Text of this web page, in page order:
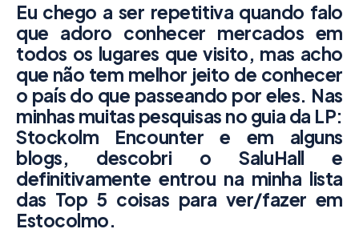
Eu chego a ser repetitiva quando falo
que adoro conhecer mercados em
todos os lugares que visito, mas acho
que não tem melhor jeito de conhecer
o país do que passeando por eles. Nas
minhas muitas pesquisas no guia da LP:
Stockolm Encounter e em alguns
blogs, descobri o SaluHall e
definitivamente entrou na minha lista
das Top 5 coisas para ver/fazer em
Estocolmo.